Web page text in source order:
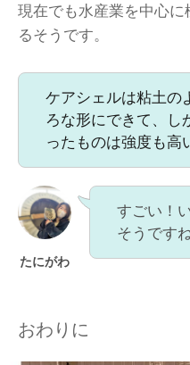
現在でも水産業を中心
るそうです。
ケアシェルは粘土の
ろな形にできて、し
ったものは強度も高
たにがわ
すごい！
そうです
おわりに